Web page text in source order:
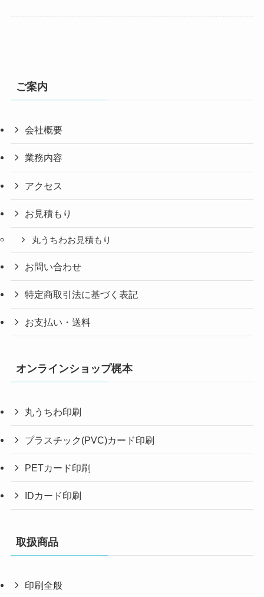
ご案内
会社概要
業務内容
アクセス
お見積もり
丸うちわお見積もり
お問い合わせ
特定商取引法に基づく表記
お支払い・送料
オンラインショップ梶本
丸うちわ印刷
プラスチック(PVC)カード印刷
PETカード印刷
IDカード印刷
取扱商品
印刷全般